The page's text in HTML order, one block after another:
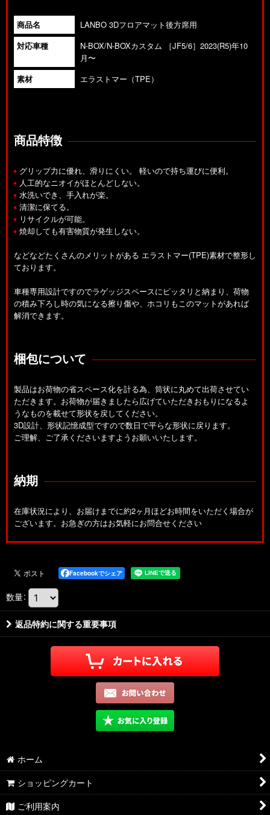
商品名
LANBO 3Dフロアマット後方席用
対応車種
N-BOX/N-BOXカスタム ［JF5/6］2023(R5)年10
月〜
素材
エラストマー（TPE）
商品特徴
グリップ力に優れ、滑りにくい。 軽いので持ち運びに便利。
人工的なニオイがほとんどしない。
水洗いでき、手入れが楽。
清潔に保てる。
リサイクルが可能。
焼却しても有害物質が発生しない。
などなどたくさんのメリットがある エラストマー(TPE)素材で整形し
ております。
車種専用設計ですのでラゲッジスペースにピッタリと納まり、荷物
の積み下ろし時の気になる擦り傷や、ホコリもこのマットがあれば
解消できます。
梱包について
製品はお荷物の省スペース化を計る為、筒状に丸めて出荷させてい
ただきます。お荷物が届きましたら広げていただきおもりになるよ
うなものを載せて形状を戻してください。
3D設計、形状記憶成型ですので数日で平らな形状に戻ります。
ご理解、ご了承くださいますようお願いいたします。
納期
在庫状況により、お届けまでに約2ヶ月ほどお時間をいただく場合が
ございます。お急ぎの方はお気軽にお問合せください
Facebookでシェア
数量:
返品特約に関する重要事項
ホーム
ショッピングカート
ご利用案内